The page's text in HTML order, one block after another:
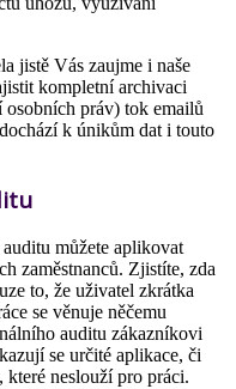
jistě Vás zaujme i naše
kompletní archivaci
práv) tok emailů
k únikům dat i touto
můžete aplikovat
zaměstnanců. Zjistíte, zda
to, že uživatel zkrátka
se věnuje něčemu
auditu zákazníkovi
se určité aplikace, či
neslouží pro práci.